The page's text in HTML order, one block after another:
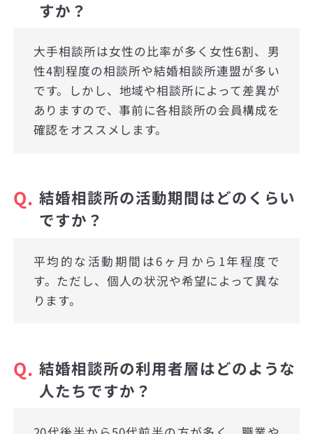
すか？
大手相談所は女性の比率が多く女性6割、男
性4割程度の相談所や結婚相談所連盟が多い
です。しかし、地域や相談所によって差異が
ありますので、事前に各相談所の会員構成を
確認をオススメします。
Q. 結婚相談所の活動期間はどのくらい
ですか？
平均的な活動期間は6ヶ月から1年程度で
す。ただし、個人の状況や希望によって異な
ります。
Q. 結婚相談所の利用者層はどのような
人たちですか？